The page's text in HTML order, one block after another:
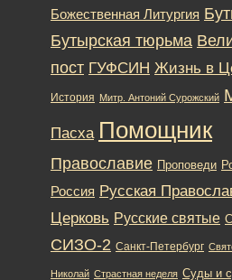
Божественная Литургия
Бутырская тюрьма
пост ГУФСИН Жизнь в
История Митр. Антоний Сурожский
Пасха Помощник
Православие Проповеди
Россия Русская
Церковь Русские святые
СИЗО-2 Санкт-Петербург
Николай Страстная неделя Суды и